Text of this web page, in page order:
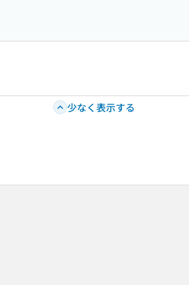
少なく表示する